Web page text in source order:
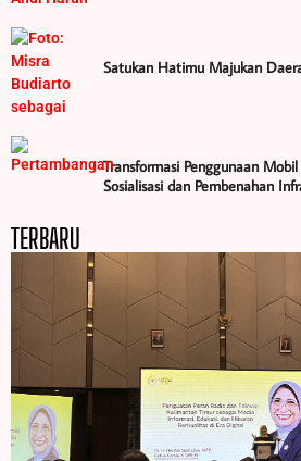
Satukan Hatimu Majukan
Transformasi Penggunaan
Sosialisasi dan Pembenahan
TERBARU